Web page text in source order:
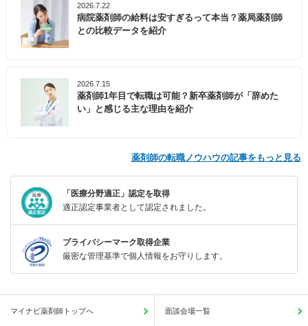
2026.7.22
病院薬剤師の給料は安すぎるって本当？薬局薬剤師
との比較データを紹介
2026.7.15
薬剤師1年目で転職は可能？新卒薬剤師が「辞めた
い」と感じる主な理由を紹介
薬剤師の転職ノウハウの記事をもっと見る
「医療分野適正」認定を取得
適正認定事業者として認定されました。
プライバシーマーク取得企業
厳密な管理基準で個人情報をお守りします。
マイナビ薬剤師トップへ 面談会場一覧